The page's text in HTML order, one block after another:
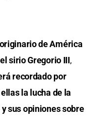
de América
sirio Gregorio III,
recordado por
la lucha de la
sus opiniones sobre